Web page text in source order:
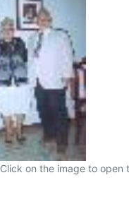
Click on the image to open